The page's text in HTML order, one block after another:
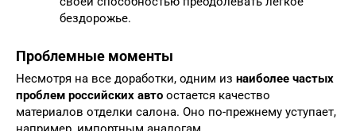
бездорожье.
Проблемные моменты
Несмотря на все доработки, одним из наиболее частых
проблем российских авто остается качество
материалов отделки салона. Оно по-прежнему уступает,